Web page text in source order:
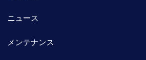
ニュース
メンテナンス